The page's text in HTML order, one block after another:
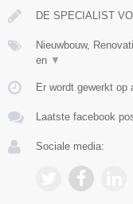
DE SPECIALIST
Nieuwbouw,
en ▼
Er wordt gewerkt op
Laatste facebook
Sociale media: